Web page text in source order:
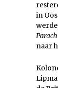
in
naar